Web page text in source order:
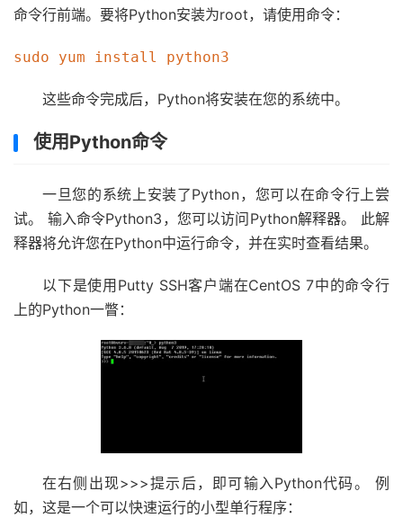
命令行前端。要将Python安装为root，请使用命令：
这些命令完成后，Python将安装在您的系统中。
使用Python命令
一旦您的系统上安装了Python，您可以在命令行上尝
试。 输入命令Python3，您可以访问Python解释器。 此解
释器将允许您在Python中运行命令，并在实时查看结果。
以下是使用Putty SSH客户端在CentOS 7中的命令行
上的Python一瞥：
在右侧出现>>>提示后，即可输入Python代码。 例
如，这是一个可以快速运行的小型单行程序：